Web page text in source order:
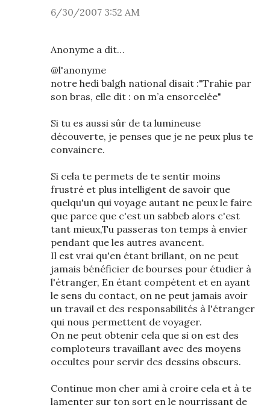
6/30/2007 3:52 AM
Anonyme a dit…
@l'anonyme
notre hedi balgh national disait :"Trahie par
son bras, elle dit : on m’a ensorcelée"
Si tu es aussi sûr de ta lumineuse
découverte, je penses que je ne peux plus te
convaincre.
Si cela te permets de te sentir moins
frustré et plus intelligent de savoir que
quelqu'un qui voyage autant ne peux le faire
que parce que c'est un sabbeb alors c'est
tant mieux,Tu passeras ton temps à envier
pendant que les autres avancent.
Il est vrai qu'en étant brillant, on ne peut
jamais bénéficier de bourses pour étudier à
l'étranger, En étant compétent et en ayant
le sens du contact, on ne peut jamais avoir
un travail et des responsabilités à l'étranger
qui nous permettent de voyager.
On ne peut obtenir cela que si on est des
comploteurs travaillant avec des moyens
occultes pour servir des dessins obscurs.
Continue mon cher ami à croire cela et à te
lamenter sur ton sort en le nourrissant de